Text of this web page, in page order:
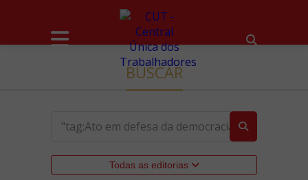
BUSCAR
Todas as editorias